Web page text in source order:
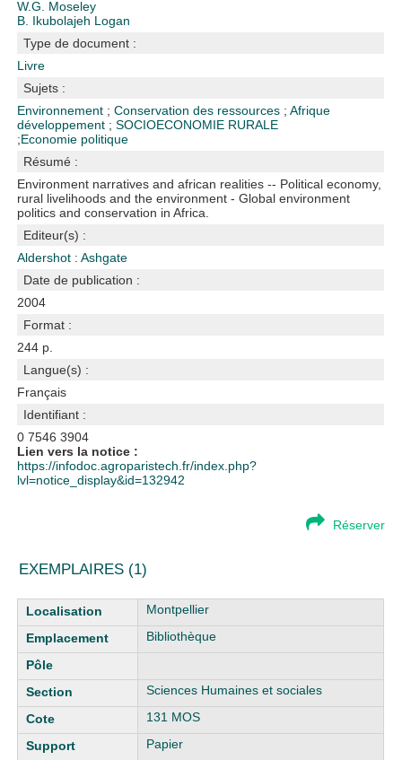
W.G. Moseley
B. Ikubolajeh Logan
Type de document :
Livre
Sujets :
Environnement ;Conservation des ressources ;Afrique
développement ;SOCIOECONOMIE RURALE
;Economie politique
Résumé :
Environment narratives and african realities -- Political economy,
rural livelihoods and the environment - Global environment
politics and conservation in Africa.
Editeur(s) :
Aldershot : Ashgate
Date de publication :
2004
Format :
244 p.
Langue(s) :
Français
Identifiant :
0 7546 3904
Lien vers la notice :
https://infodoc.agroparistech.fr/index.php?
lvl=notice_display&id=132942
Réserver
EXEMPLAIRES (1)
Liste des exemplaires
Montpellier
Bibliothèque
Sciences Humaines et sociales
131 MOS
Papier